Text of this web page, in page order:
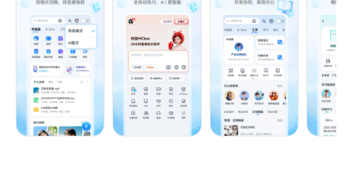
智能的个性化推荐。Chrome 可根据您的喜好为您提
供个性化服务。在新标签页上，您可以看到 Chrome
根据您的以往浏览记录为您挑选的报道。
1、界面UI升级：双模式一键切换，适配多种需求。传
统模式分类清晰，文件存储、多场景应用轻松上手。AI
模式搭载灵犀、MClaw智能体，任务处理更智能高
效。
2、龙虾AI专区：支持一键部署MClaw智能助手，24
小时高效执行任务，便捷调用云盘内容。